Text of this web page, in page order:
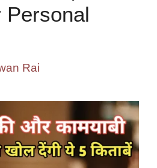
Personal
Rai